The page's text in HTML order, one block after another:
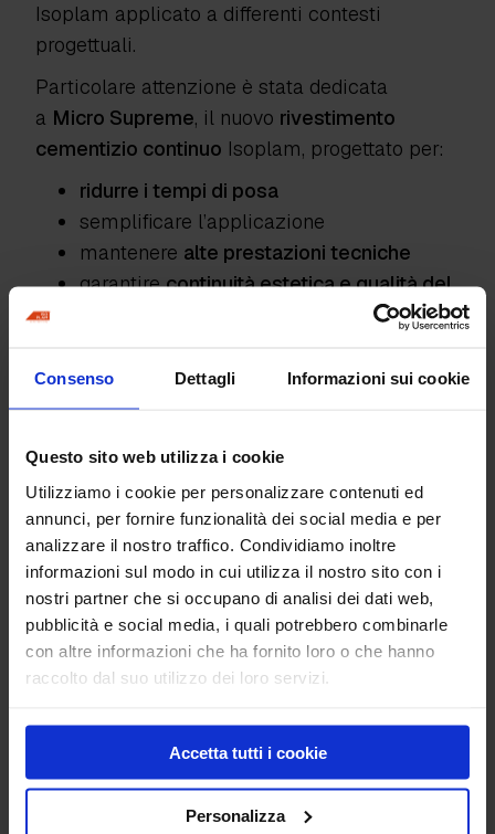
Consenso Dettagli Informazioni sui cookie
Questo sito web utilizza i cookie
Utilizziamo i cookie per personalizzare contenuti ed
annunci, per fornire funzionalità dei social media e per
analizzare il nostro traffico. Condividiamo inoltre
informazioni sul modo in cui utilizza il nostro sito con i
nostri partner che si occupano di analisi dei dati web,
pubblicità e social media, i quali potrebbero combinarle
con altre informazioni che ha fornito loro o che hanno
raccolto dal suo utilizzo dei loro servizi.
Accetta tutti i cookie
Personalizza
Isoplam applicato a differenti contesti
progettuali.
Particolare attenzione è stata dedicata
a Micro Supreme, il nuovo rivestimento
cementizio continuo Isoplam, progettato per:
ridurre i tempi di posa
semplificare l’applicazione
mantenere alte prestazioni tecniche
garantirecontinuità estetica e qualità del
Una soluzione che risponde alle esigenze di
cantieri rapidi senza compromessi su
sistema.
Guarda la registrazione del LiveTalk
La registrazione completa dell’incontro è
disponibile sul portale Edilportale:
Guarda il LiveTalk